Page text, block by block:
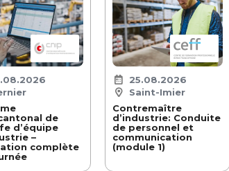
de
d’équipe
–
complète
25.08.2026
Saint-Imier
Contremaître
d’industrie: Conduite
de personnel et
communication
(module 1)